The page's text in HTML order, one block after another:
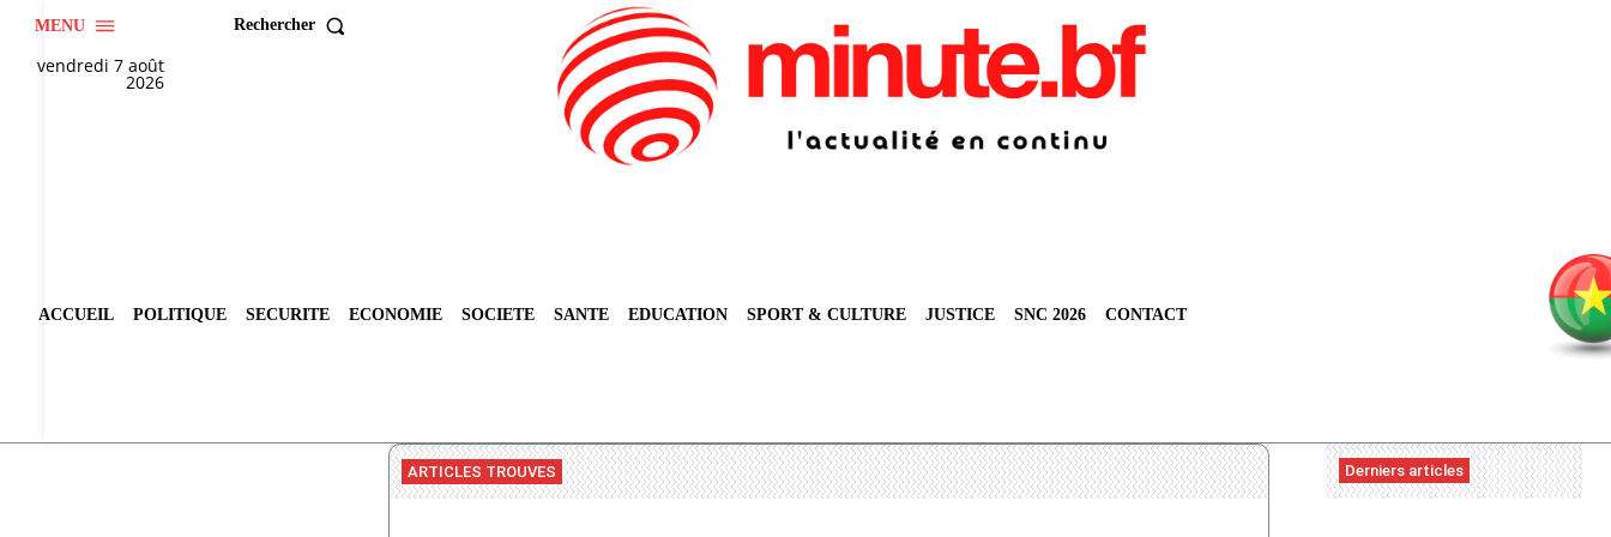
MENU Rechercher
vendredi 7 août
2026
ACCUEIL POLITIQUE SECURITE ECONOMIE SOCIETE SANTE EDUCATION SPORT & CULTURE JUSTICE SNC 2026 CONTACT
ARTICLES TROUVES Derniers articles